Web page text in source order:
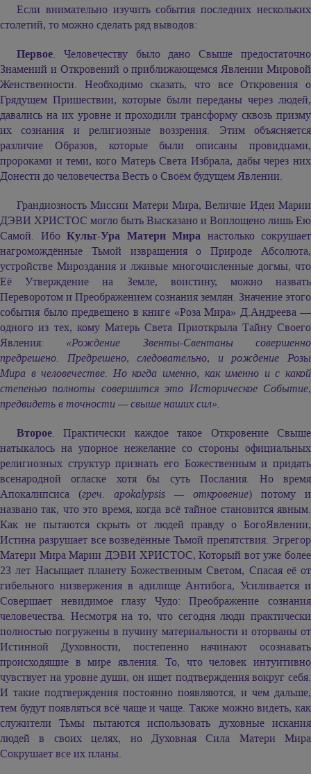
Если внимательно изучить события последних нескольких
столетий, то можно сделать ряд выводов:
Первое. Человечеству было дано Свыше предостаточно
Знамений и Откровений о приближающемся Явлении Мировой
Женственности. Необходимо сказать, что все Откровения о
Грядущем Пришествии, которые были переданы через людей,
давались на их уровне и проходили трансформу сквозь призму
их сознания и религиозные воззрения. Этим объясняется
различие Образов, которые были описаны провидцами,
пророками и теми, кого Матерь Света Избрала, дабы через них
Донести до человечества Весть о Своём будущем Явлении.
Грандиозность Миссии Матери Мира, Величие Идеи Марии
ДЭВИ ХРИСТОС могло быть Высказано и Воплощено лишь Ею
Самой. Ибо Культ-Ура Матери Мира настолько сокрушает
нагромождённые Тьмой извращения о Природе Абсолюта,
устройстве Мироздания и лживые многочисленные догмы, что
Её Утверждение на Земле, воистину, можно назвать
Переворотом и Преображением сознания землян. Значение этого
события было предвещено в книге «Роза Мира» Д.Андреева —
одного из тех, кому Матерь Света Приоткрыла Тайну Своего
Явления: «Рождение Звенты-Свентаны совершенно
предрешено. Предрешено, следовательно, и рождение Розы
Мира в человечестве. Но когда именно, как именно и с какой
степенью полноты совершится это Историческое Событие,
предвидеть в точности — свыше наших сил».
Второе. Практически каждое такое Откровение Свыше
натыкалось на упорное нежелание со стороны официальных
религиозных структур признать его Божественным и придать
всенародной огласке хотя бы суть Послания. Но время
Апокалипсиса (греч. apokalypsis — откровение) потому и
названо так, что это время, когда всё тайное становится явным.
Как не пытаются скрыть от людей правду о БогоЯвлении,
Истина разрушает все возведённые Тьмой препятствия. Эгрегор
Матери Мира Марии ДЭВИ ХРИСТОС, Который вот уже более
23 лет Насыщает планету Божественным Светом, Спасая её от
гибельного низвержения в адилище Антибога, Усиливается и
Совершает невидимое глазу Чудо: Преображение сознания
человечества. Несмотря на то, что сегодня люди практически
полностью погружены в пучину материальности и оторваны от
Истинной Духовности, постепенно начинают осознавать
происходящие в мире явления. То, что человек интуитивно
чувствует на уровне души, он ищет подтверждения вокруг себя.
И такие подтверждения постоянно появляются, и чем дальше,
тем будут появляться всё чаще и чаще. Также можно видеть, как
служители Тьмы пытаются использовать духовные искания
людей в своих целях, но Духовная Сила Матери Мира
Сокрушает все их планы.